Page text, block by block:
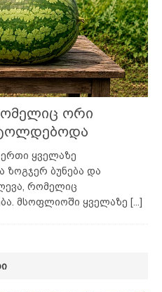
ორი
ყველაზე
ბუნება და
რომელიც
მსოფლიოში ყველაზე [...]